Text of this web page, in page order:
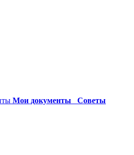
Мои документы
Советы